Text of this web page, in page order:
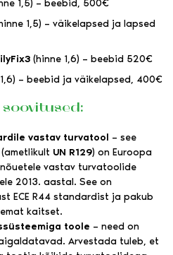
1,5) – beebid, 500€
1,5) – väikelapsed ja lapsed
(hinne 1,6) – beebid 520€
– beebid ja väikelapsed, 400€
vastav turvatool – see
(ametlikult UN R129) on Euroopa
vastav turvatoolide
2013. aastal. See on
ECE R44 standardist ja pakub
kaitset.
toole – need on
Arvestada tuleb, et